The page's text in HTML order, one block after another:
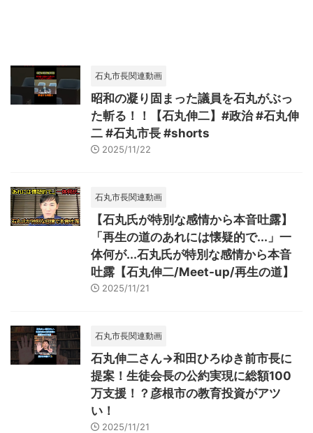
石丸市長関連動画
昭和の凝り固まった議員を石丸がぶっ
た斬る！！【石丸伸二】#政治 #石丸伸
二 #石丸市長 #shorts
2025/11/22
石丸市長関連動画
【石丸氏が特別な感情から本音吐露】
「再生の道のあれには懐疑的で...」一
体何が...石丸氏が特別な感情から本音
吐露【石丸伸二/Meet-up/再生の道】
2025/11/21
石丸市長関連動画
石丸伸二さん→和田ひろゆき前市長に
提案！生徒会長の公約実現に総額100
万支援！？彦根市の教育投資がアツ
い！
2025/11/21